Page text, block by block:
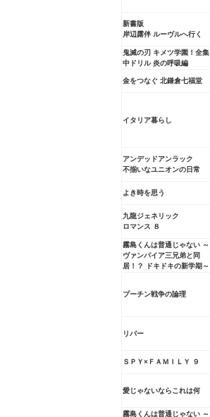
新書版
岸辺露伴 ルーヴルへ行く
鬼滅の刃 キメツ学園！全集
中ドリル 炎の呼吸編
金をつなぐ 北鎌倉七福堂
イタリア暮らし
アンデッドアンラック
不揃いなユニオンの日常
よき時を思う
九龍ジェネリック
ロマンス ８
霧島くんは普通じゃない ～
ヴァンパイア三兄弟と同
居！？ ドキドキの新学期～
プーチン戦争の論理
リバー
ＳＰＹ×ＦＡＭＩＬＹ ９
愛じゃないならこれは何
霧島くんは普通じゃない ～